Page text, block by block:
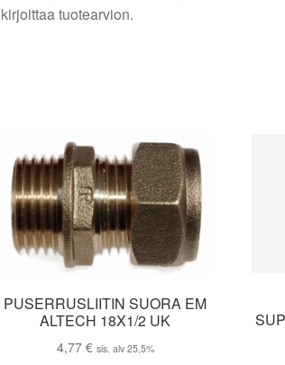
kirjoittaa tuotearvion.
PUSERRUSLIITIN SUORA EM
ALTECH 18X1/2 UK
4,77 € sis. alv 25,5%